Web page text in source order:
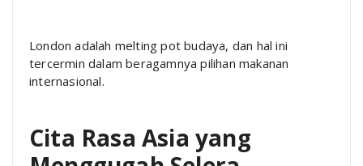
London adalah melting pot budaya, dan hal ini
tercermin dalam beragamnya pilihan makanan
internasional.
Cita Rasa Asia yang